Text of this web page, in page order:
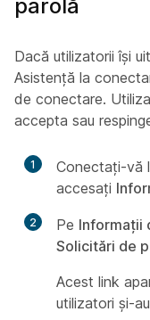
parolă
Dacă utilizatorii își
Asistență la
de conectare.
accepta sau
1
Conectați-vă
accesați
2 Pe Informații
Solicitări de
Acest link
utilizatori și-